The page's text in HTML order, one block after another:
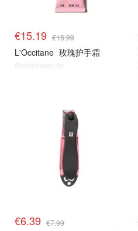
€15.19 €18.99
L'Occitane 玫瑰护手霜
@dealmoon.de
€6.39 €7.99